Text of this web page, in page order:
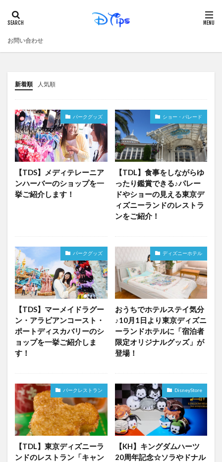
お問い合わせ
新着順 人気順
パークグッズ
【TDS】メディテレーニア
ンハーバーのショップを一
挙ご紹介します！
ショー・パレード
【TDL】食事をしながらゆ
ったり鑑賞できる♪パレー
ドやショーの見える東京デ
ィズニーランドのレストラ
ンをご紹介！
パークグッズ
【TDS】マーメイドラグー
ン・アラビアンコースト・
ポートディスカバリーのシ
ョップを一挙ご紹介しま
す！
ディズニーホテル
おうちでホテルステイ気分
♪10月1日より東京ディズニ
ーランドホテルに「宿泊者
限定オリジナルグッズ」が
登場！
パークレストラン
【TDL】東京ディズニーラ
ンドのレストラン「キャン
DisneyStore
【KH】キングダムハーツ
20周年記念☆ソラやドナル